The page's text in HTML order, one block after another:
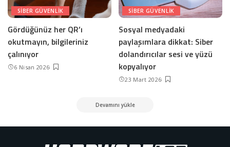
SIBER GÜVENLIK
Gördüğünüz her QR’ı
okutmayın, bilgileriniz
çalınıyor
6 Nisan 2026
SIBER GÜVENLIK
Sosyal medyadaki
paylaşımlara dikkat: Siber
dolandırıcılar sesi ve yüzü
kopyalıyor
23 Mart 2026
Devamını yükle